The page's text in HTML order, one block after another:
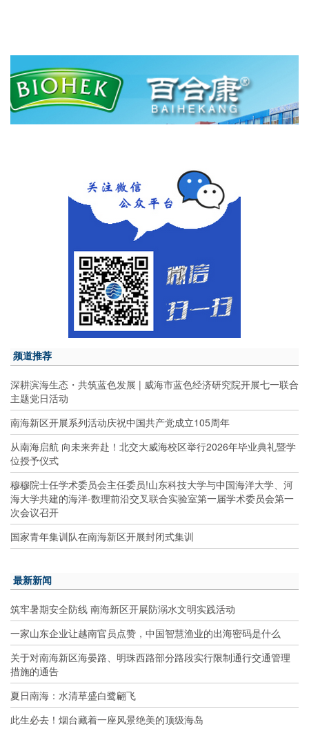
频道推荐
深耕滨海生态・共筑蓝色发展 | 威海市蓝色经济研究院开展七一联合
主题党日活动
南海新区开展系列活动庆祝中国共产党成立105周年
从南海启航 向未来奔赴！北交大威海校区举行2026年毕业典礼暨学
位授予仪式
穆穆院士任学术委员会主任委员!山东科技大学与中国海洋大学、河
海大学共建的海洋-数理前沿交叉联合实验室第一届学术委员会第一
次会议召开
国家青年集训队在南海新区开展封闭式集训
最新新闻
筑牢暑期安全防线 南海新区开展防溺水文明实践活动
一家山东企业让越南官员点赞，中国智慧渔业的出海密码是什么
关于对南海新区海晏路、明珠西路部分路段实行限制通行交通管理
措施的通告
夏日南海：水清草盛白鹭翩飞
此生必去！烟台藏着一座风景绝美的顶级海岛